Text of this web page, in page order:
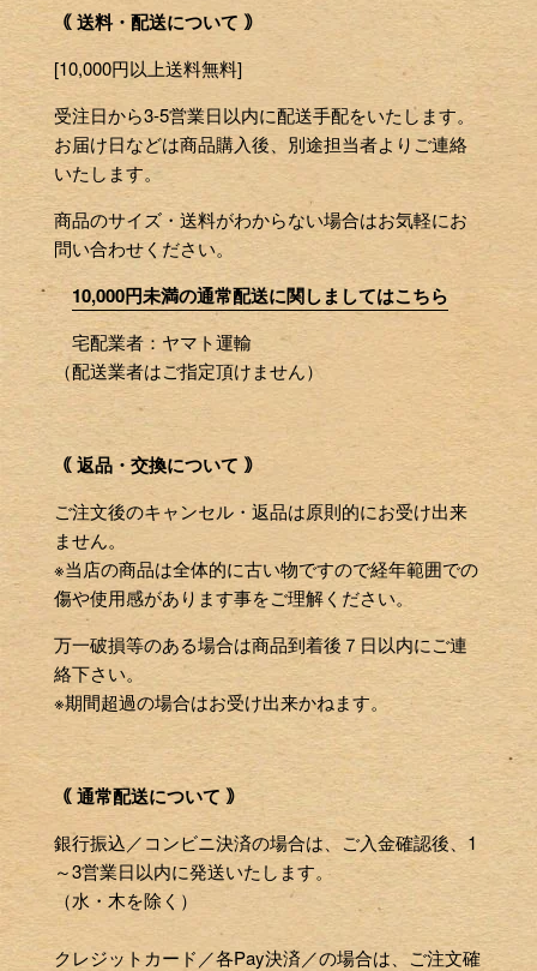
｟ 送料・配送について ｠
[10,000円以上送料無料]
受注日から3-5営業日以内に配送手配をいたします。
お届け日などは商品購入後、別途担当者よりご連絡
いたします。
商品のサイズ・送料がわからない場合はお気軽にお
問い合わせください。
10,000円未満の通常配送に関しましてはこちら
宅配業者：ヤマト運輸
（配送業者はご指定頂けません）
｟ 返品・交換について ｠
ご注文後のキャンセル・返品は原則的にお受け出来
ません。
※当店の商品は全体的に古い物ですので経年範囲での
傷や使用感があります事をご理解ください。
万一破損等のある場合は商品到着後７日以内にご連
絡下さい。
※期間超過の場合はお受け出来かねます。
｟ 通常配送について ｠
銀行振込／コンビニ決済の場合は、ご入金確認後、1
～3営業日以内に発送いたします。
（水・木を除く）
クレジットカード／各Pay決済／の場合は、ご注文確